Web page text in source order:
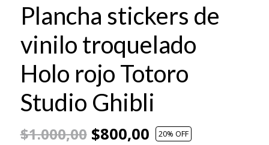
Plancha stickers de
vinilo troquelado
Holo rojo Totoro
Studio Ghibli
$1.000,00$800,00 20% OFF